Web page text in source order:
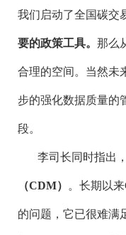
我们启动了全国碳交
要的政策工具。 那么
合理的空间。当然未
步的强化数据质量的
段。
李司长同时指出，
（CDM） 。长期以来
的问题，它已很难满